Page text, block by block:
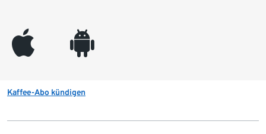
appleinc android
Kaffee-Abo kündigen